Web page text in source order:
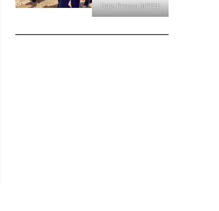
Foto: Prensa MPPEE